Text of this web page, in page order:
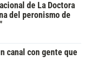
de La Doctora
del peronismo de
canal con gente que